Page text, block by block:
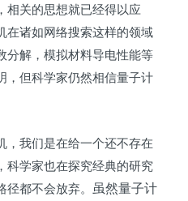
相关的思想就已经得以应
在诸如网络搜索这样的领域
分解，模拟材料导电性能等
，但科学家仍然相信量子计
，我们是在给一个还不存在
科学家也在探究经典的研究
都不会放弃。
虽然量子计